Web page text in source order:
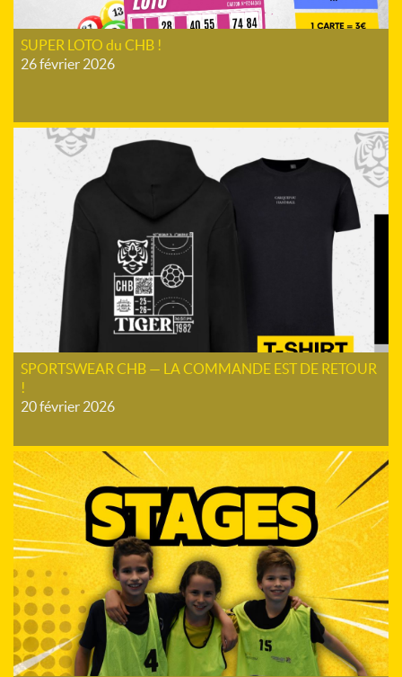
SUPER LOTO du CHB !
26 février 2026
SPORTSWEAR CHB — LA COMMANDE EST DE RETOUR
!
20 février 2026